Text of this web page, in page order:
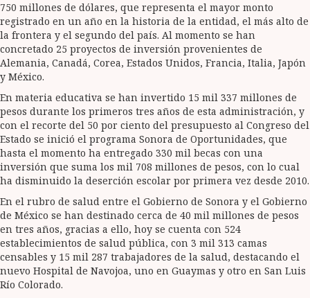
750 millones de dólares, que representa el mayor monto
registrado en un año en la historia de la entidad, el más alto de
la frontera y el segundo del país. Al momento se han
concretado 25 proyectos de inversión provenientes de
Alemania, Canadá, Corea, Estados Unidos, Francia, Italia, Japón
y México.
En materia educativa se han invertido 15 mil 337 millones de
pesos durante los primeros tres años de esta administración, y
con el recorte del 50 por ciento del presupuesto al Congreso del
Estado se inició el programa Sonora de Oportunidades, que
hasta el momento ha entregado 330 mil becas con una
inversión que suma los mil 708 millones de pesos, con lo cual
ha disminuido la deserción escolar por primera vez desde 2010.
En el rubro de salud entre el Gobierno de Sonora y el Gobierno
de México se han destinado cerca de 40 mil millones de pesos
en tres años, gracias a ello, hoy se cuenta con 524
establecimientos de salud pública, con 3 mil 313 camas
censables y 15 mil 287 trabajadores de la salud, destacando el
nuevo Hospital de Navojoa, uno en Guaymas y otro en San Luis
Río Colorado.